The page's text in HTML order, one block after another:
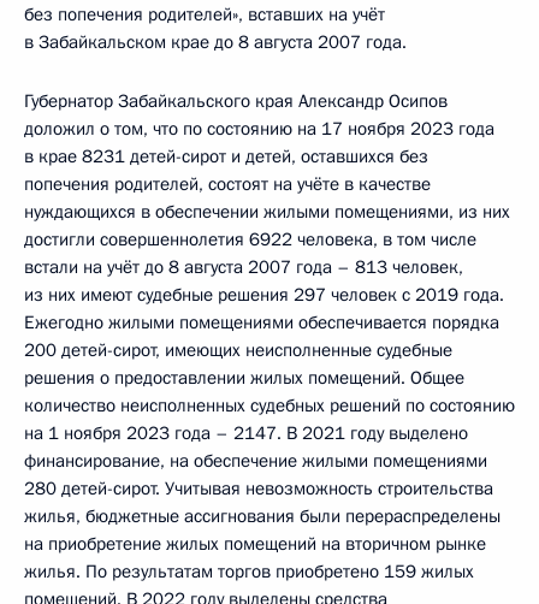
без попечения родителей», вставших на учёт
в Забайкальском крае до 8 августа 2007 года.
Губернатор Забайкальского края Александр Осипов
доложил о том, что по состоянию на 17 ноября 2023 года
в крае 8231 детей-сирот и детей, оставшихся без
попечения родителей, состоят на учёте в качестве
нуждающихся в обеспечении жилыми помещениями, из них
достигли совершеннолетия 6922 человека, в том числе
встали на учёт до 8 августа 2007 года – 813 человек,
из них имеют судебные решения 297 человек с 2019 года.
Ежегодно жилыми помещениями обеспечивается порядка
200 детей-сирот, имеющих неисполненные судебные
решения о предоставлении жилых помещений. Общее
количество неисполненных судебных решений по состоянию
на 1 ноября 2023 года – 2147. В 2021 году выделено
финансирование, на обеспечение жилыми помещениями
280 детей-сирот. Учитывая невозможность строительства
жилья, бюджетные ассигнования были перераспределены
на приобретение жилых помещений на вторичном рынке
жилья. По результатам торгов приобретено 159 жилых
помещений. В 2022 году выделены средства